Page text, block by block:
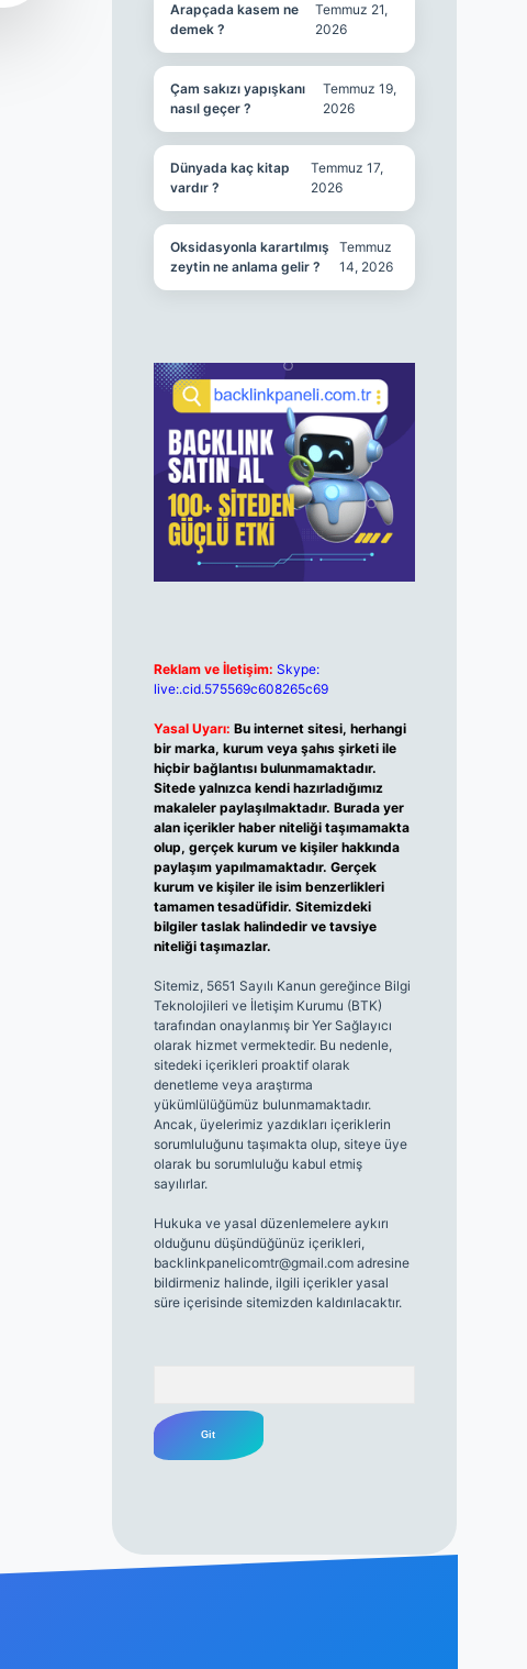
Arapçada kasem ne
demek ?
Temmuz 21,
2026
Çam sakızı yapışkanı
nasıl geçer ?
Temmuz 19,
2026
Dünyada kaç kitap
vardır ?
Temmuz 17,
2026
Oksidasyonla karartılmış
zeytin ne anlama gelir ?
Temmuz
14, 2026
Reklam ve İletişim: Skype:
live:.cid.575569c608265c69
Yasal Uyarı: Bu internet sitesi, herhangi
bir marka, kurum veya şahıs şirketi ile
hiçbir bağlantısı bulunmamaktadır.
Sitede yalnızca kendi hazırladığımız
makaleler paylaşılmaktadır. Burada yer
alan içerikler haber niteliği taşımamakta
olup, gerçek kurum ve kişiler hakkında
paylaşım yapılmamaktadır. Gerçek
kurum ve kişiler ile isim benzerlikleri
tamamen tesadüfidir. Sitemizdeki
bilgiler taslak halindedir ve tavsiye
niteliği taşımazlar.
Sitemiz, 5651 Sayılı Kanun gereğince Bilgi
Teknolojileri ve İletişim Kurumu (BTK)
tarafından onaylanmış bir Yer Sağlayıcı
olarak hizmet vermektedir. Bu nedenle,
sitedeki içerikleri proaktif olarak
denetleme veya araştırma
yükümlülüğümüz bulunmamaktadır.
Ancak, üyelerimiz yazdıkları içeriklerin
sorumluluğunu taşımakta olup, siteye üye
olarak bu sorumluluğu kabul etmiş
sayılırlar.
Hukuka ve yasal düzenlemelere aykırı
olduğunu düşündüğünüz içerikleri,
backlinkpanelicomtr@gmail.comadresine
bildirmeniz halinde, ilgili içerikler yasal
süre içerisinde sitemizden kaldırılacaktır.